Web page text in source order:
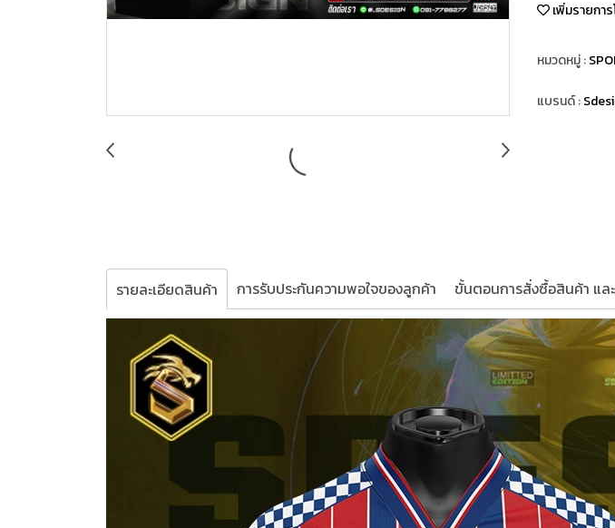
เพิ่มรายกา
หมวดหมู่ :
แบรนด์ :
รายละเอียดสินค้า การรับประกันความพอใจของลูกค้า ขั้นตอนการสั่งซื้อสินค้า และ